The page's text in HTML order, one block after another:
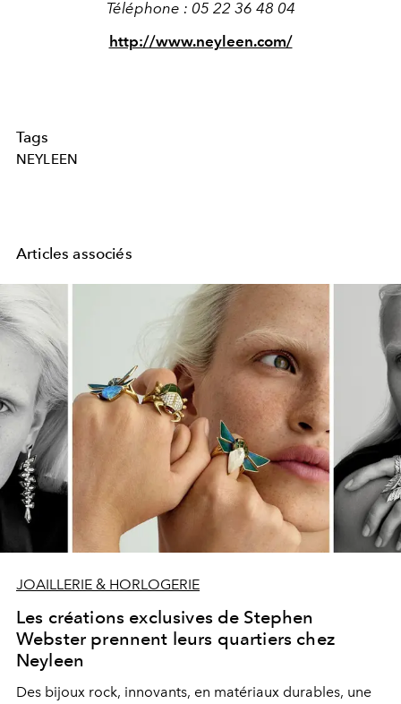
Téléphone : 05 22 36 48 04
http://www.neyleen.com/
Tags
NEYLEEN
Articles associés
JOAILLERIE & HORLOGERIE
Les créations exclusives de Stephen
Webster prennent leurs quartiers chez
Neyleen
Des bijoux rock, innovants, en matériaux durables, une